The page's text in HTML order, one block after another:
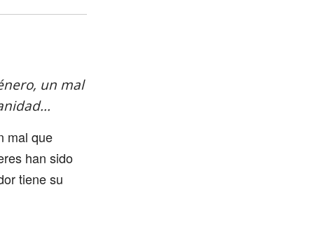
un mal
mal que
han sido
tiene su